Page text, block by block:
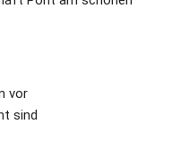
vor
sind